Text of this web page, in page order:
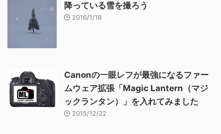
降っている雪を撮ろう
2016/1/18
Canonの一眼レフが最強になるファー
ムウェア拡張「Magic Lantern（マジ
ックランタン）」を入れてみました
2015/12/22